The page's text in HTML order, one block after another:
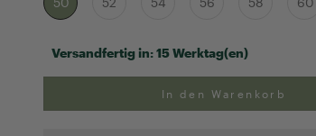
Versandfertig in:15 Werktag(en)
In den Warenkorb